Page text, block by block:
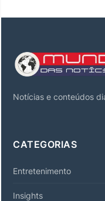
Notícias e conteúdos
CATEGORIAS
Entretenimento
Insights